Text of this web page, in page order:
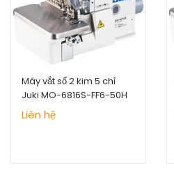
Máy vắt sổ 2 kim 5 chỉ
Juki MO-6816S-FF6-50H
Liên hệ